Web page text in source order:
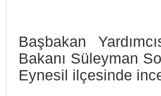
Başbakan
Bakanı Süleyman
Eynesil ilçesinde